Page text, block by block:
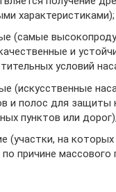
характеристиками);
(самые
и
условий
(искусственные
и полос для защиты
пунктов или дорог);
(участки, на
по причине